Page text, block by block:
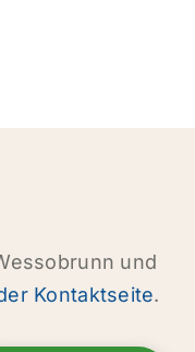
und
Kontaktseite.